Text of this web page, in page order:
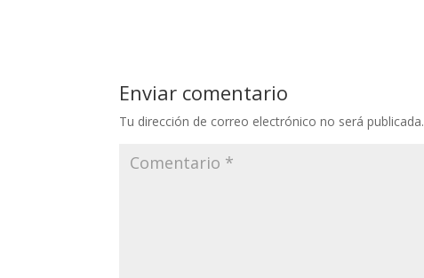
Enviar comentario
Tu dirección de correo electrónico no será publicada.